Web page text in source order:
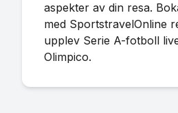
aspekter av din resa.
med SportstravelOnline
upplev Serie A-fotboll
Olimpico.